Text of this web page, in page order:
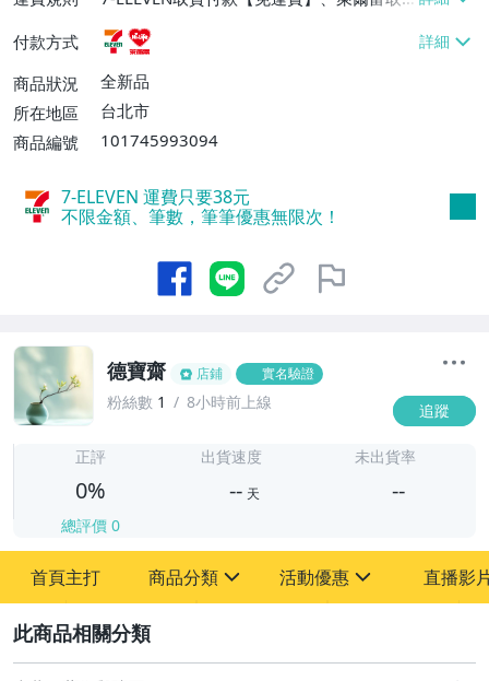
貨付款【免運費】
付款方式
商品狀況
全新品
所在地區
台北市
商品編號
101745993094
7-ELEVEN 運費只要38元
不限金額、筆數，筆筆優惠無限次！
德寶齋 店鋪 實名驗證
粉絲數 1 8小時前上線 追蹤
-
正評
0%
總評價 0
出貨速度
-- 天
未出貨率
--
首頁主打 商品分類
其它
活動優惠
[全店] 追蹤本賣場立減60元【粉絲轉享】
直播影